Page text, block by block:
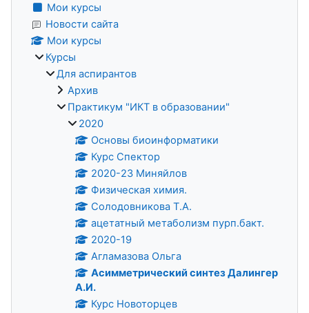
Мои курсы
Новости сайта
Мои курсы
Курсы
Для аспирантов
Архив
Практикум "ИКТ в образовании"
2020
Основы биоинформатики
Курс Спектор
2020-23 Миняйлов
Физическая химия.
Солодовникова Т.А.
ацетатный метаболизм пурп.бакт.
2020-19
Агламазова Ольга
Асимметрический синтез Далингер
А.И.
Курс Новоторцев